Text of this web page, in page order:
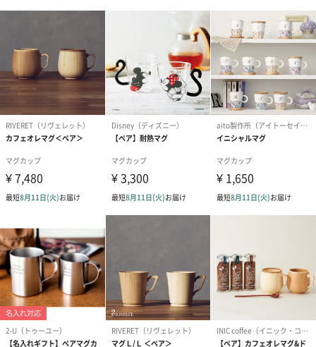
商品詳細情報
本体サイズ
径7.8cm×高さ8cm
縦20cm×横14cm×高さ11.5cm
本体重量
全体重量
パッケージ内
同梱物
説明書